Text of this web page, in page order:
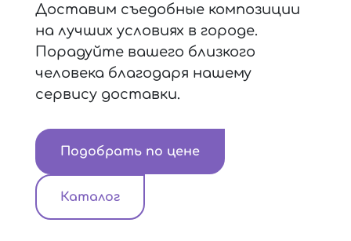
Доставим съедобные композиции
на лучших условиях в городе.
Порадуйте вашего близкого
человека благодаря нашему
сервису доставки.
Подобрать по цене
Каталог